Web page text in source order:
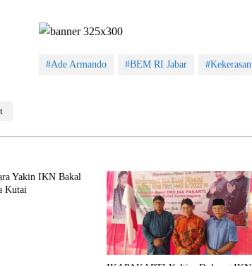
#Ade Armando #BEM RI Jabar #Kekerasan
Yakin IKN Bakal
Kutai